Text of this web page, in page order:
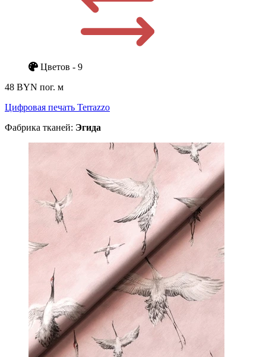
Цветов - 9
48 BYN пог. м
Цифровая печать Terrazzo
Фабрика тканей: Эгида